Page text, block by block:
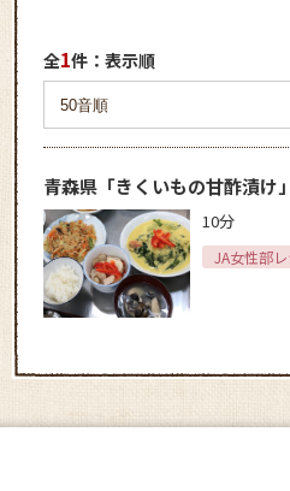
全1件：表示順
青森県「きくいもの甘酢漬け
10分
JA女性部